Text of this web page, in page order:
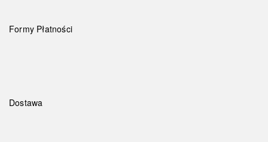
Formy Płatności
Dostawa